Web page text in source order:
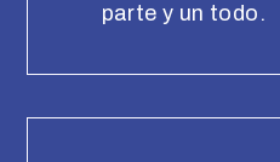
parte y un todo.